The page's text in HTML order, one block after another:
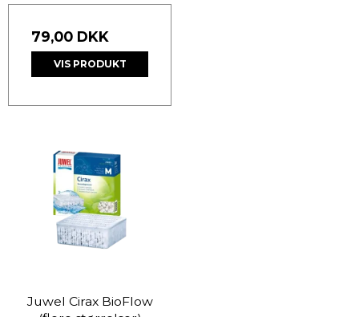
79,00 DKK
VIS PRODUKT
Juwel Cirax BioFlow